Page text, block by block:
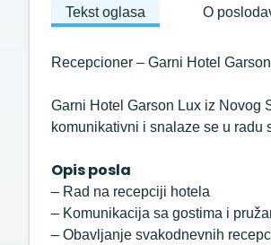
Tekst oglasa O
Recepcioner – Garni Hotel
Garni Hotel Garson Lux iz Novog
komunikativni i snalaze se u radu
Opis posla
– Rad na recepciji hotela
– Komunikacija sa gostima i
– Obavljanje svakodnevnih